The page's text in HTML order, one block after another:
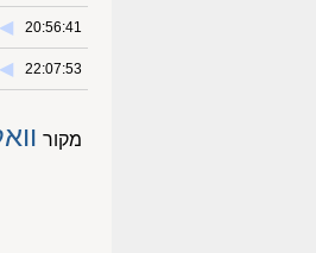
20:56:41
◀︎
22:07:53
◀︎
מקור